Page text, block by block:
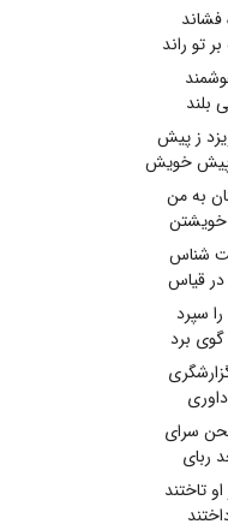
فشاند
تو راند
بلند
ز پیش
پیش خویش
به من
خویشتن
شناس
قیاس
سپرد
برد
سرای
ربای
تاختند